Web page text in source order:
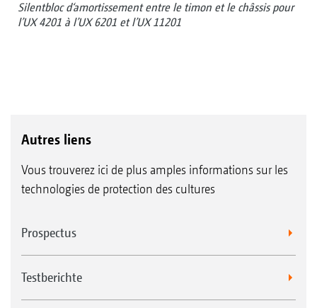
Silentbloc d‘amortissement entre le timon et le châssis pour
l’UX 4201 à l’UX 6201 et l’UX 11201
Autres liens
Vous trouverez ici de plus amples informations sur les
technologies de protection des cultures
Prospectus
Testberichte